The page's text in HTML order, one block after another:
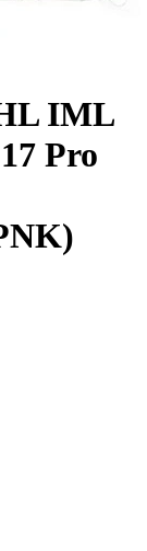
IML
Pro